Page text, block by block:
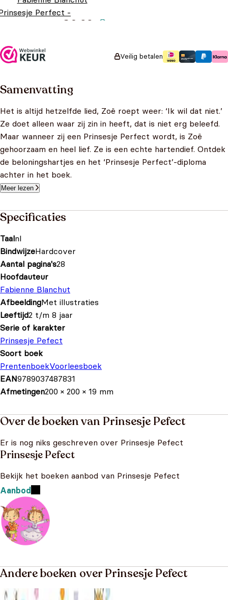
Perfect -
€ 6,99
Veilig betalen
Samenvatting
Het is altijd hetzelfde lied, Zoë roept weer: ‘Ik wil dat niet.’
Ze doet alleen waar zij zin in heeft, dat is niet erg beleefd.
Maar wanneer zij een Prinsesje Perfect wordt, is Zoë
gehoorzaam en heel lief. Ze is een echte hartendief. Ontdek
de beloningshartjes en het ‘Prinsesje Perfect’-diploma
achter in het boek.
Meer lezen
Specificaties
Taalnl
BindwijzeHardcover
Aantal pagina's28
Hoofdauteur
Fabienne Blanchut
AfbeeldingMet illustraties
Leeftijd2 t/m 8 jaar
Serie of karakter
Prinsesje Pefect
Soort boek
PrentenboekVoorleesboek
EAN9789037487831
Afmetingen200 × 200 × 19 mm
Over de boeken van Prinsesje Pefect
Er is nog niks geschreven over Prinsesje Pefect
Prinsesje Pefect
Bekijk het boeken aanbod van Prinsesje Pefect
Aanbod
Andere boeken over Prinsesje Pefect